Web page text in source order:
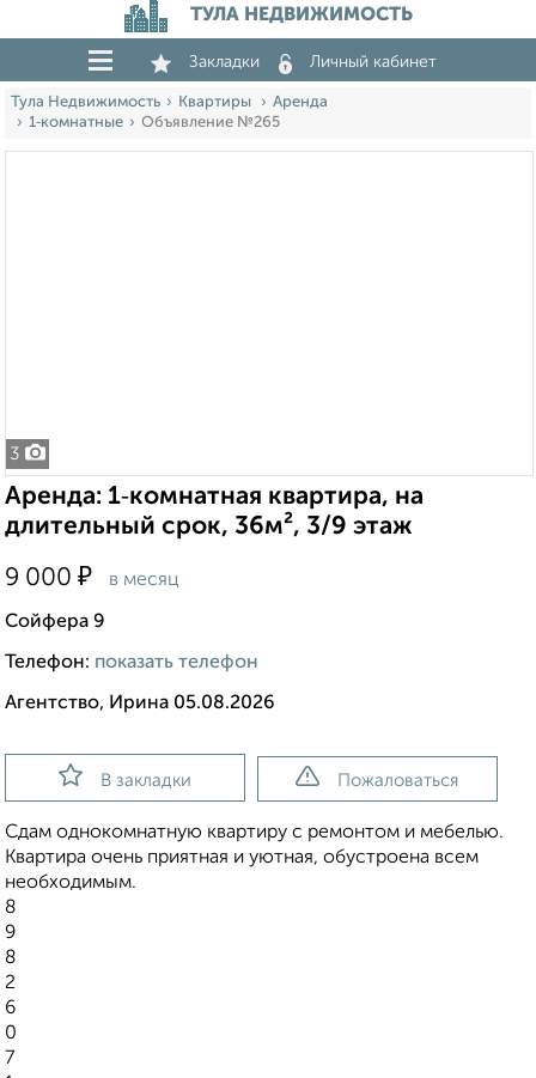
ТУЛА НЕДВИЖИМОСТЬ
Закладки Личный кабинет
Тула Недвижимость Квартиры
Аренда
1‑комнатные
Объявление №265
3
Аренда: 1‑комнатная квартира, на
длительный срок, 36м², 3/9 этаж
9 000 ₽ в месяц
Сойфера 9
Телефон: показать телефон
Агентство, Ирина 05.08.2026
В закладки Пожаловаться
Сдам однокомнатную квартиру с ремонтом и мебелью.
Квартира очень приятная и уютная, обустроена всем
необходимым.
8
9
8
2
6
0
7